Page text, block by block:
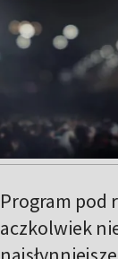
Program pod
aczkolwiek